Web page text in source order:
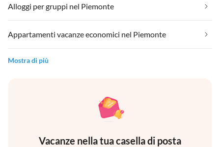
Alloggi per gruppi nel Piemonte
Appartamenti vacanze economici nel Piemonte
Mostra di più
Vacanze nella tua casella di posta